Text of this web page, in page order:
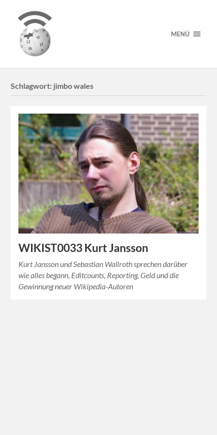
MENÜ
Schlagwort: jimbo wales
WIKIST0033 Kurt Jansson
Kurt Jansson und Sebastian Wallroth sprechen darüber
wie alles begann, Editcounts, Reporting, Geld und die
Gewinnung neuer Wikipedia-Autoren